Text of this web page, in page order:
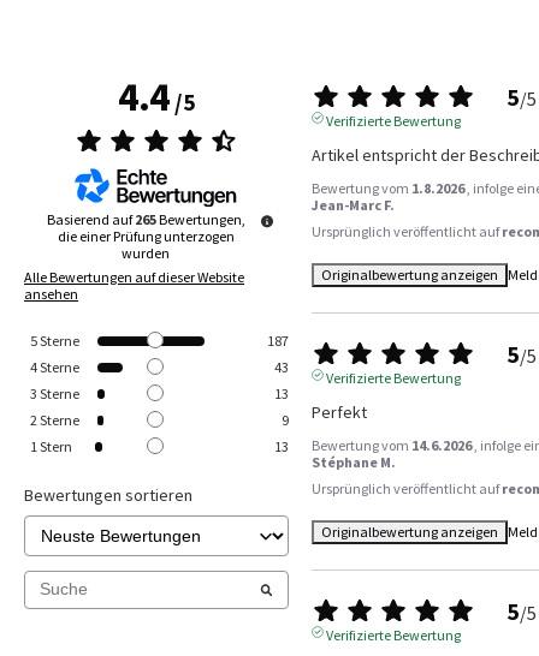
4.4/5
Basierend auf265Bewertungen,
die einer Prüfung unterzogen
wurden
Alle Bewertungen auf dieser Website
ansehen
5Sterne
187
4Sterne
43
3 Sterne
13
2 Sterne
9
1 Stern 13
Bewertungen sortieren
5/5
Verifizierte Bewertung
Artikel entspricht der
Bewertung vom 1.8.2026 , infolge
Jean-Marc F.
Ursprünglich veröffentlicht auf
Originalbewertung anzeigen
5/5
Verifizierte Bewertung
Perfekt
Bewertung vom 14.6.2026 , infolge
Stéphane M.
Ursprünglich veröffentlicht auf
Originalbewertung anzeigen
5/5
Verifizierte Bewertung